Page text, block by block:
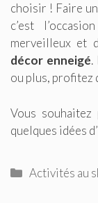
choisir ! Faire
c’est
merveilleux et
décor enneigé.
ou plus, profitez
Vous
quelques idées
Catégories
Activités au